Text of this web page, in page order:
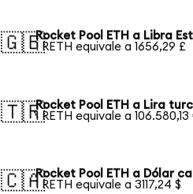
🇬🇧Rocket Pool ETH a Libra
1 RETH equivale a 1656,29 £
🇹🇷Rocket Pool ETH a Lira
1 RETH equivale a 106.580,13
🇨🇦Rocket Pool ETH a Dólar
1 RETH equivale a 3117,24 $